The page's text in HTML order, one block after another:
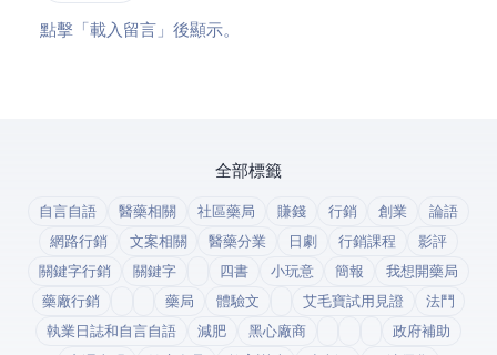
點擊「載入留言」後顯示 Disqus。
全部標籤
自言自語 醫藥相關 社區藥局 賺錢 行銷 創業
論語
網路行銷
文案相關 醫藥分業 日劇 行銷課程
影評
關鍵字行銷
關鍵字 四書 小玩意 簡報
我想開藥局
藥廠行銷
藥局 體驗文 艾毛寶試用見證
法鬥
執業日誌和自言自語
減肥 黑心廠商
政府補助